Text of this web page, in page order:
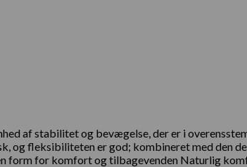
af stabilitet og bevægelse, der er i
og fleksibiliteten er god; kombineret med den
form for komfort og tilbagevenden Naturlig